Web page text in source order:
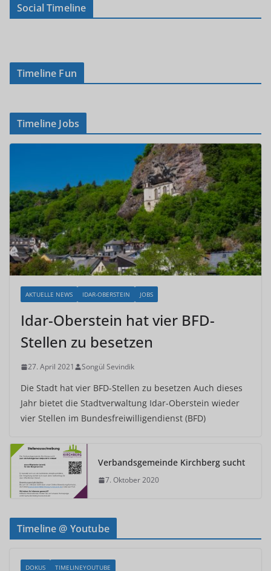
Social Timeline
Timeline Fun
Timeline Jobs
AKTUELLE NEWS IDAR-OBERSTEIN JOBS
Idar-Oberstein hat vier BFD-
Stellen zu besetzen
27. April 2021 Songül Sevindik
Die Stadt hat vier BFD-Stellen zu besetzen Auch dieses
Jahr bietet die Stadtverwaltung Idar-Oberstein wieder
vier Stellen im Bundesfreiwilligendienst (BFD)
Verbandsgemeinde Kirchberg sucht
7. Oktober 2020
Timeline @ Youtube
DOKUS TIMELINEYOUTUBE